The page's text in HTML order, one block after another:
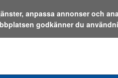
anpassa annonser och
godkänner du